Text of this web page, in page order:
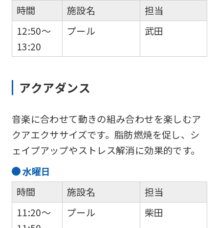
時間
12:50～
13:20
施設名
プール
担当
武田
アクアダンス
音楽に合わせて動きの組み合わせを楽しむア
クアエクササイズです。脂肪燃焼を促し、シ
ェイプアップやストレス解消に効果的です。
水曜日
時間
11:20～
施設名
プール
担当
柴田
translation
may
from
We
ask
that
fully
understand